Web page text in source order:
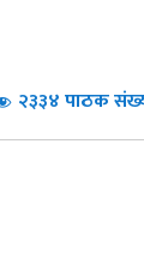
२३३४ पाठक